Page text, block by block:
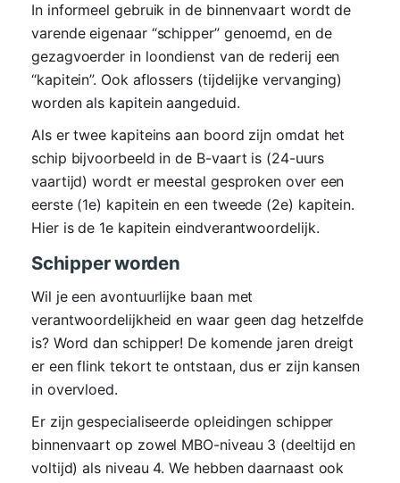
In informeel gebruik in de binnenvaart wordt de
varende eigenaar “schipper” genoemd, en de
gezagvoerder in loondienst van de rederij een
“kapitein”. Ook aflossers (tijdelijke vervanging)
worden als kapitein aangeduid.
Als er twee kapiteins aan boord zijn omdat het
schip bijvoorbeeld in de B-vaart is (24-uurs
vaartijd) wordt er meestal gesproken over een
eerste (1e) kapitein en een tweede (2e) kapitein.
Hier is de 1e kapitein eindverantwoordelijk.
Schipper worden
Wil je een avontuurlijke baan met
verantwoordelijkheid en waar geen dag hetzelfde
is? Word dan schipper! De komende jaren dreigt
er een flink tekort te ontstaan, dus er zijn kansen
in overvloed.
Er zijn gespecialiseerde opleidingen schipper
binnenvaart op zowel MBO-niveau 3 (deeltijd en
voltijd) als niveau 4. We hebben daarnaast ook